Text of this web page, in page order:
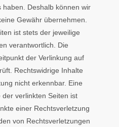
Deshalb können wir
Gewähr übernehmen.
ist stets der jeweilige
verantwortlich. Die
der Verlinkung auf
Rechtswidrige Inhalte
nicht erkennbar. Eine
verlinkten Seiten ist
einer Rechtsverletzung
von Rechtsverletzungen